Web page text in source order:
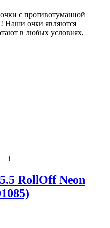
с противотуманной
Наши очки являются
в любых условиях,
i
RollOff Neon